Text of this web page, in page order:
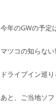
今年のGWの予定
マツコの知らな
ドライブイン巡
あと、ご当地ソ